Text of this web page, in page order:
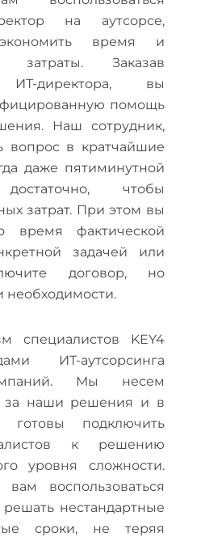
на аутсорсе,
время и
затраты. Заказав
ИТ-директора, вы
помощь
Наш сотрудник,
вопрос в кратчайшие
даже пятиминутной
достаточно, чтобы
затрат. При этом вы
время фактической
задачей или
договор, но
необходимости.
специалистов KEY4
ИТ-аутсорсинга
Мы несем
за наши решения и в
подключить
к решению
уровня сложности.
воспользоваться
нестандартные
сроки, не теряя